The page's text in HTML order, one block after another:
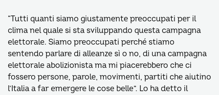
“Tutti quanti siamo giustamente preoccupati per il
clima nel quale si sta sviluppando questa campagna
elettorale. Siamo preoccupati perché stiamo
sentendo parlare di alleanze sì o no, di una campagna
elettorale abolizionista ma mi piacerebbero che ci
fossero persone, parole, movimenti, partiti che aiutino
l’Italia a far emergere le cose belle”. Lo ha detto il